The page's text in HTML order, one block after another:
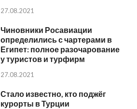
27.08.2021
Чиновники Росавиации
определились с чартерами в
Египет: полное разочарование
у туристов и турфирм
27.08.2021
Стало известно, кто поджёг
курорты в Турции